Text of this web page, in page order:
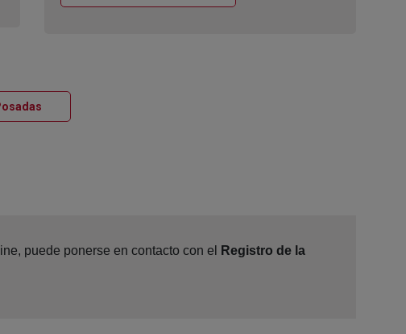
Ventana nueva
puede ponerse en contacto con el
Registro de la